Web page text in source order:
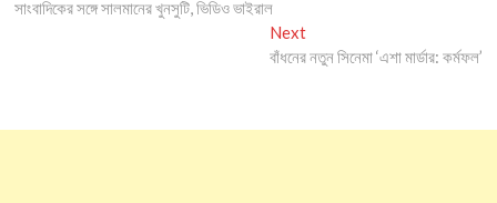
navigation
post:
সাংবাদিকের সঙ্গে সালমানের খুনসুটি, ভিডিও ভাইরাল
NextNext
post:
বাঁধনের নতুন সিনেমা ‘এশা মার্ডার: কর্মফল’